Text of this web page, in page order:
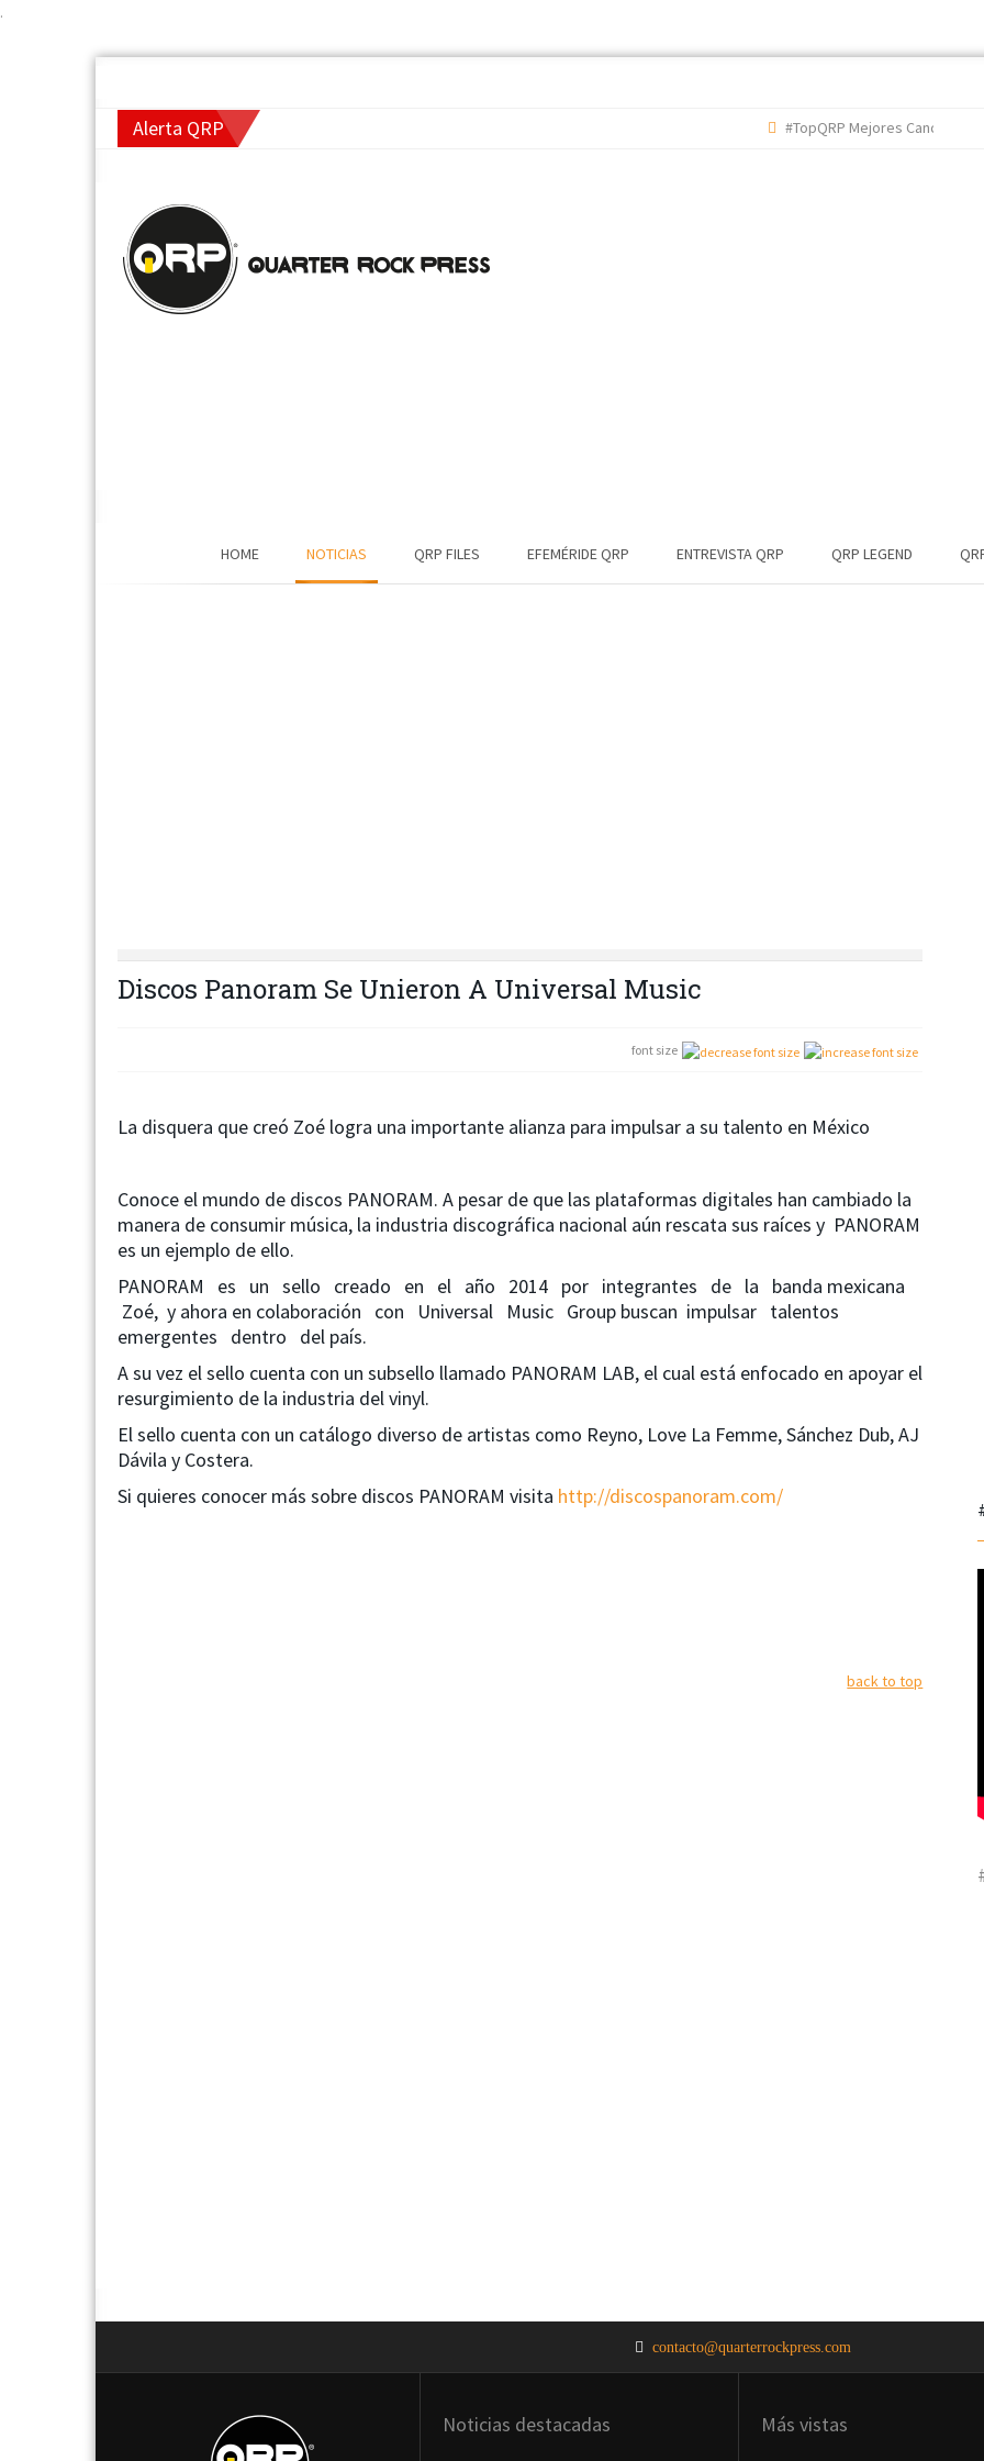
.
Alerta QRP #TopQRP Mejores Canciones 2022
HOME NOTICIAS QRP FILES EFEMÉRIDE QRP ENTREVISTA QRP QRP LEGEND
Discos Panoram Se Unieron A Universal Music
font size
La disquera que creó Zoé logra una importante alianza para impulsar a su talento en México
Conoce el mundo de discos PANORAM. A pesar de que las plataformas digitales han cambiado la
manera de consumir música, la industria discográfica nacional aún rescata sus raíces y PANORAM
es un ejemplo de ello.
PANORAM es un sello creado en el año 2014 por integrantes de la banda mexicana
Zoé, y ahora en colaboración con Universal Music Group buscan impulsar talentos
emergentes dentro del país.
A su vez el sello cuenta con un subsello llamado PANORAM LAB, el cual está enfocado en apoyar el
resurgimiento de la industria del vinyl.
El sello cuenta con un catálogo diverso de artistas como Reyno, Love La Femme, Sánchez Dub, AJ
Dávila y Costera.
Si quieres conocer más sobre discos PANORAM visita http://discospanoram.com/
back to top
contacto@quarterrockpress.com
Noticias destacadas Más vistas